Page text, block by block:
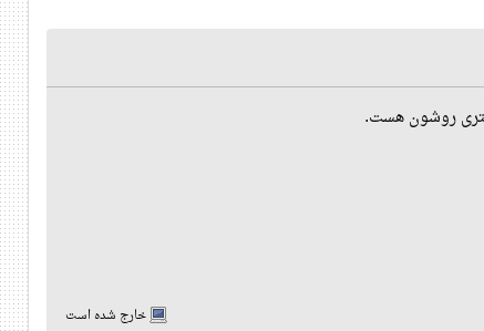
روشون هست.
خارج شده است